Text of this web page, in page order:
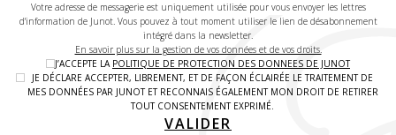
Votre adresse de messagerie est uniquement utilisée pour vous envoyer les lettres
d'information de Junot. Vous pouvez à tout moment utiliser le lien de désabonnement
intégré dans la newsletter.
En savoir plus sur la gestion de vos données et de vos droits.
J’ACCEPTE LA POLITIQUE DE PROTECTION DES DONNEES DE JUNOT
JE DÉCLARE ACCEPTER, LIBREMENT, ET DE FAÇON ÉCLAIRÉE LE TRAITEMENT DE
MES DONNÉES PAR JUNOT ET RECONNAIS ÉGALEMENT MON DROIT DE RETIRER
TOUT CONSENTEMENT EXPRIMÉ.
VALIDER